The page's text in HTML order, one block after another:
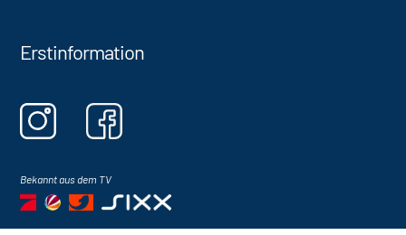
Erstinformation
Bekannt aus dem TV